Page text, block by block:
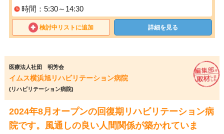
時間：5:30～14:30
検討中リストに追加 詳細を見る
医療法人社団 明芳会
イムス横浜旭リハビリテーション病院
(リハビリテーション病院)
2024年8月オープンの回復期リハビリテーション病
院です。風通しの良い人間関係が築かれていま